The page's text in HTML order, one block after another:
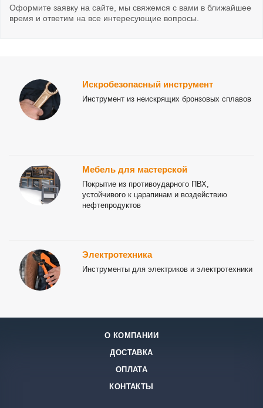
Оформите заявку на сайте, мы свяжемся с вами в ближайшее
время и ответим на все интересующие вопросы.
Искробезопасный инструмент
Инструмент из неискрящих бронзовых сплавов
Мебель для мастерской
Покрытие из противоударного ПВХ,
устойчивого к царапинам и воздействию
нефтепродуктов
Электротехника
Инструменты для электриков и электротехники
О КОМПАНИИ
ДОСТАВКА
ОПЛАТА
КОНТАКТЫ